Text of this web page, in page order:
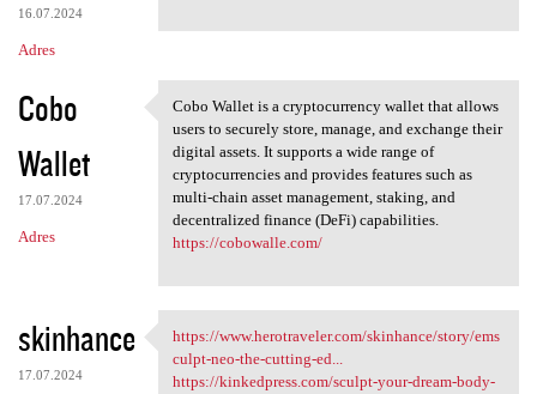
16.07.2024
Adres
Cobo
Wallet
17.07.2024
Adres
Cobo Wallet is a
Cobo Wallet is a cryptocurrency wallet that allows
users to securely store, manage, and exchange their
digital assets. It supports a wide range of
cryptocurrencies and provides features such as
multi-chain asset management, staking, and
decentralized finance (DeFi) capabilities.
https://cobowalle.com/
skinhance
17.07.2024
https://www.herotraveler.com
https://www.herotraveler.com/skinhance/story/ems
culpt-neo-the-cutting-ed...
https://kinkedpress.com/sculpt-your-dream-body-